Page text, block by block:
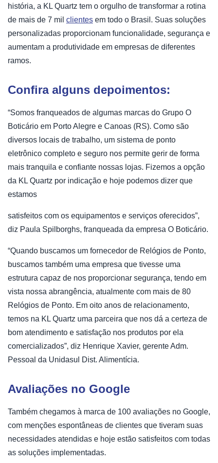
história, a KL Quartz tem o orgulho de transformar a rotina
de mais de 7 mil clientes em todo o Brasil. Suas soluções
personalizadas proporcionam funcionalidade, segurança e
aumentam a produtividade em empresas de diferentes
ramos.
Confira alguns depoimentos:
“Somos franqueados de algumas marcas do Grupo O
Boticário em Porto Alegre e Canoas (RS). Como são
diversos locais de trabalho, um sistema de ponto
eletrônico completo e seguro nos permite gerir de forma
mais tranquila e confiante nossas lojas. Fizemos a opção
da KL Quartz por indicação e hoje podemos dizer que
estamos
satisfeitos com os equipamentos e serviços oferecidos”,
diz Paula Spilborghs, franqueada da empresa O Boticário.
“Quando buscamos um fornecedor de Relógios de Ponto,
buscamos também uma empresa que tivesse uma
estrutura capaz de nos proporcionar segurança, tendo em
vista nossa abrangência, atualmente com mais de 80
Relógios de Ponto. Em oito anos de relacionamento,
temos na KL Quartz uma parceira que nos dá a certeza de
bom atendimento e satisfação nos produtos por ela
comercializados”, diz Henrique Xavier, gerente Adm.
Pessoal da Unidasul Dist. Alimentícia.
Avaliações no Google
Também chegamos à marca de 100 avaliações no Google,
com menções espontâneas de clientes que tiveram suas
necessidades atendidas e hoje estão satisfeitos com todas
as soluções implementadas.